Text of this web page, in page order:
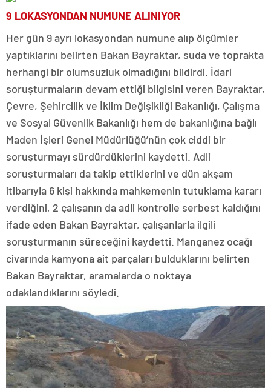
9 LOKASYONDAN NUMUNE ALINIYOR
Her gün 9 ayrı lokasyondan numune alıp ölçümler
yaptıklarını belirten Bakan Bayraktar, suda ve toprakta
herhangi bir olumsuzluk olmadığını bildirdi. İdari
soruşturmaların devam ettiği bilgisini veren Bayraktar,
Çevre, Şehircilik ve İklim Değişikliği Bakanlığı, Çalışma
ve Sosyal Güvenlik Bakanlığı hem de bakanlığına bağlı
Maden İşleri Genel Müdürlüğü’nün çok ciddi bir
soruşturmayı sürdürdüklerini kaydetti. Adli
soruşturmaları da takip ettiklerini ve dün akşam
itibarıyla 6 kişi hakkında mahkemenin tutuklama kararı
verdiğini, 2 çalışanın da adli kontrolle serbest kaldığını
ifade eden Bakan Bayraktar, çalışanlarla ilgili
soruşturmanın süreceğini kaydetti. Manganez ocağı
civarında kamyona ait parçaları bulduklarını belirten
Bakan Bayraktar, aramalarda o noktaya
odaklandıklarını söyledi.